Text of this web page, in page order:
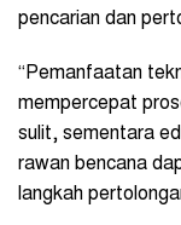
pencarian dan
“Pemanfaatan
mempercepat
sulit, sementara
rawan bencana
langkah